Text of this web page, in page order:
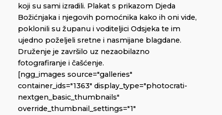
koji su sami izradili. Plakat s prikazom Djeda
Božićnjaka i njegovih pomoćnika kako ih oni vide,
poklonili su županu i voditeljici Odsjeka te im
ujedno poželjeli sretne i nasmijane blagdane.
Druženje je završilo uz nezaobilazno
fotografiranje i čašćenje.
[ngg_images source="galleries"
container_ids="1363" display_type="photocrati-
nextgen_basic_thumbnails"
override_thumbnail_settings="1"